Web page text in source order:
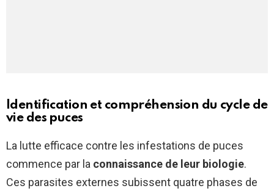
Identification et compréhension du cycle de
vie des puces
La lutte efficace contre les infestations de puces
commence par la connaissance de leur biologie.
Ces parasites externes subissent quatre phases de